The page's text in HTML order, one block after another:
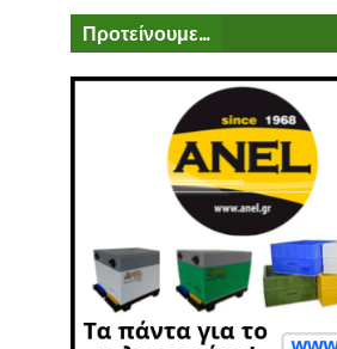
Προτείνουμε...